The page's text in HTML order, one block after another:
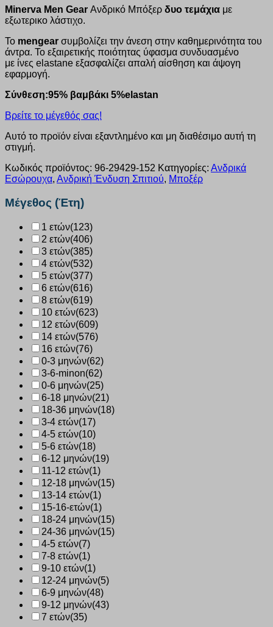
Minerva Men Gear Ανδρικό Μπόξερ δυο τεμάχια με
εξωτερικο λάστιχο.
Το mengear συμβολίζει την άνεση στην καθημερινότητα του
άντρα. Το εξαιρετικής ποιότητας ύφασμα συνδυασμένο
με ίνες elastane εξασφαλίζει απαλή αίσθηση και άψογη
εφαρμογή.
Σύνθεση:95% βαμβάκι 5%elastan
Βρείτε το μέγεθός σας!
Αυτό το προϊόν είναι εξαντλημένο και μη διαθέσιμο αυτή τη
στιγμή.
Κωδικός προϊόντος: 96-29429-152 Κατηγορίες: Ανδρικά
Εσώρουχα, Ανδρική Ένδυση Σπιτιού, Μποξέρ
Μέγεθος (Έτη)
1 ετών(123)
2 ετών(406)
3 ετών(385)
4 ετών(532)
5 ετών(377)
6 ετών(616)
8 ετών(619)
10 ετών(623)
12 ετών(609)
14 ετών(576)
16 ετών(76)
0-3 μηνών(62)
3-6-minon(62)
0-6 μηνών(25)
6-18 μηνών(21)
18-36 μηνών(18)
3-4 ετών(17)
4-5 ετών(10)
5-6 ετών(18)
6-12 μηνών(19)
11-12 ετών(1)
12-18 μηνών(15)
13-14 ετών(1)
15-16-ετών(1)
18-24 μηνών(15)
24-36 μηνών(15)
4-5 ετών(7)
7-8 ετών(1)
9-10 ετών(1)
12-24 μηνών(5)
6-9 μηνών(48)
9-12 μηνών(43)
7 ετών(35)